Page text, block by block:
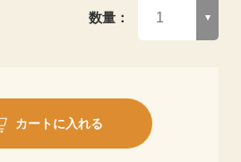
数量：
カートに入れる